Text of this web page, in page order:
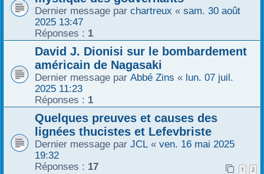
Dernier message par chartreux « sam. 30 août
2025 13:47
Réponses : 1
David J. Dionisi sur le bombardement
américain de Nagasaki
Dernier message par Abbé Zins « lun. 07 juil.
2025 11:23
Réponses : 1
Quelques preuves et causes des
lignées thucistes et Lefevbriste
Dernier message par JCL « ven. 16 mai 2025
19:32
Réponses : 17 1 2